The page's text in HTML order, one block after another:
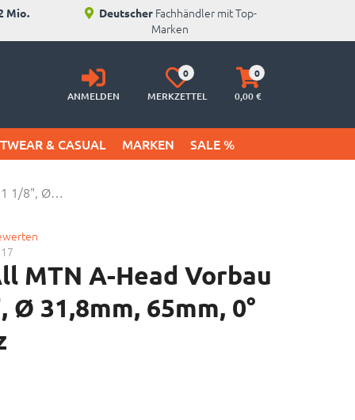
Mio. Deutscher Fachhändler mit Top-
Marken
Anmelden
ANMELDEN
Merkzettel
aufklappen
0
MERKZETTEL
Warenkorb
aufklappen
0
0,00€
& CASUAL MARKEN SALE %
1 1/8", Ø…
MTN A-Head Vorbau
Ø 31,8mm, 65mm, 0°